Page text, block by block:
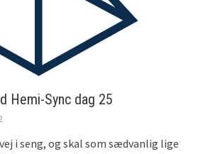
Hemi-Sync dag 25
i seng, og skal som sædvanlig lige